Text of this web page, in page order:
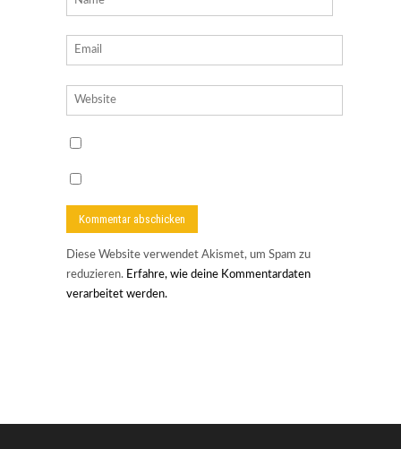
Diese Website verwendet Akismet, um Spam zu
reduzieren. Erfahre, wie deine Kommentardaten
verarbeitet werden.